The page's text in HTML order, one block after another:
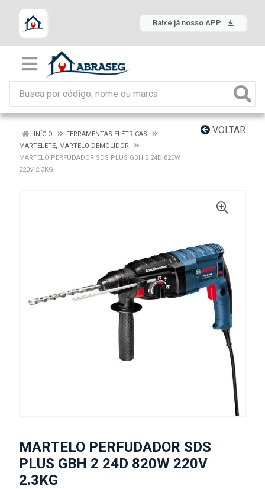
Baixe já nosso APP
VOLTAR
INÍCIO
FERRAMENTAS ELÉTRICAS
MARTELETE, MARTELO DEMOLIDOR
MARTELO PERFUDADOR SDS PLUS GBH 2 24D 820W
220V 2.3KG
MARTELO PERFUDADOR SDS
PLUS GBH 2 24D 820W 220V
2.3KG